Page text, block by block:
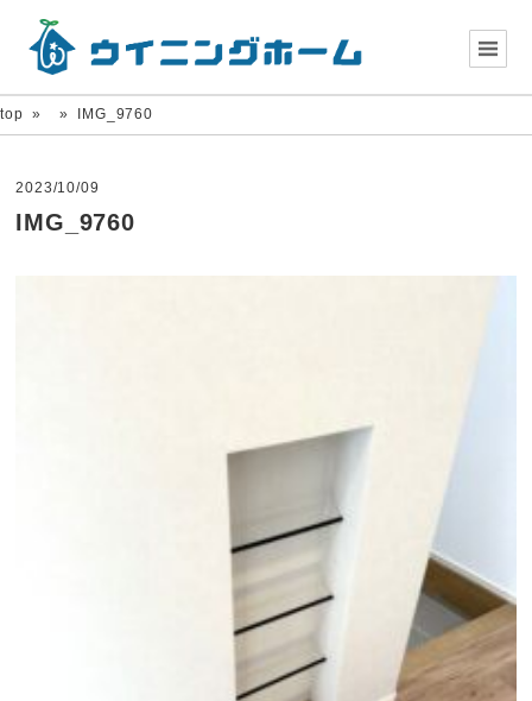
top » » IMG_9760
2023/10/09
IMG_9760